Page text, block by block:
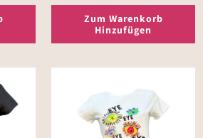
Zum Warenkorb
Hinzufügen